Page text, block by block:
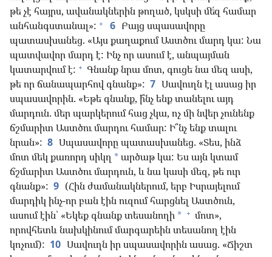
թե չէ հայրս, ավանակներին թողած, կսկսի մե՛զ համար
անհանգստանալ»: + 6 Բայց սպասավորը
պատասխանեց. «Այս քաղաքում Աստծու մարդ կա: Նա
պատվավոր մարդ է: Ինչ որ ասում է, անպայման
կատարվում է: + Գնանք նրա մոտ, գուցե նա մեզ ասի,
թե որ ճանապարհով գնանք»: 7 Սավուղն էլ ասաց իր
սպասավորին. «Եթե գնանք, ի՞նչ ենք տանելու այդ
մարդուն. մեր պարկերում հաց չկա, ոչ մի նվեր չունենք
ճշմարիտ Աստծու մարդու համար: Ի՞նչ ենք տալու
նրան»: 8 Սպասավորը պատասխանեց. «Տես, ինձ
մոտ մեկ քառորդ սիկղ *արծաթ կա: Ես այն կտամ
ճշմարիտ Աստծու մարդուն, և նա կասի մեզ, թե ուր
գնանք»: 9 (Հին ժամանակներում, երբ Իսրայելում
մարդիկ ինչ-որ բան էին ուզում հարցնել Աստծուն,
ասում էին՝ «Եկեք գնանք տեսանողի * + մոտ»,
որովհետև նախկինում մարգարեին տեսանող էին
կոչում): 10 Սավուղն իր սպասավորին ասաց. «Ճիշտ